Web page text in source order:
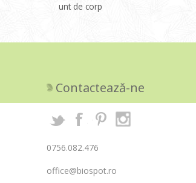
unt de corp
Contactează-ne
0756.082.476
office@biospot.ro